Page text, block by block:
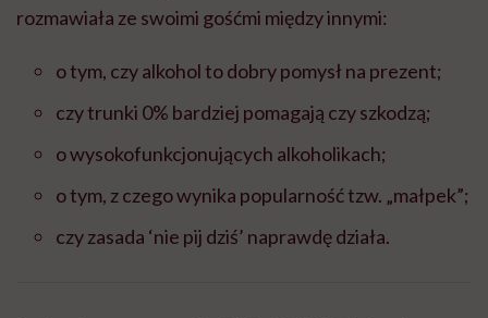
rozmawiała ze swoimi gośćmi między innymi:
o tym, czy alkohol to dobry pomysł na prezent;
czy trunki 0% bardziej pomagają czy szkodzą;
o wysokofunkcjonujących alkoholikach;
o tym, z czego wynika popularność tzw. „małpek”;
czy zasada ‘nie pij dziś’ naprawdę działa.